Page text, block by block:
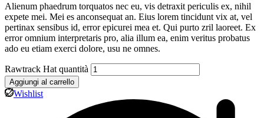
Alienum phaedrum torquatos nec eu, vis detraxit periculis ex, nihil
expete mei. Mei es anconsequat an. Eius lorem tincidunt vix at, vel
pertinax sensibus id, error epicurei mea et. Qui purto zril laoreet. Ex
error omnium interpretaris pro, alia illum ea, enim veritus probatus
ado eu etiam exerci dolore, usu ne omnes.
Rawtrack Hat quantità
Aggiungi al carrello
Wishlist